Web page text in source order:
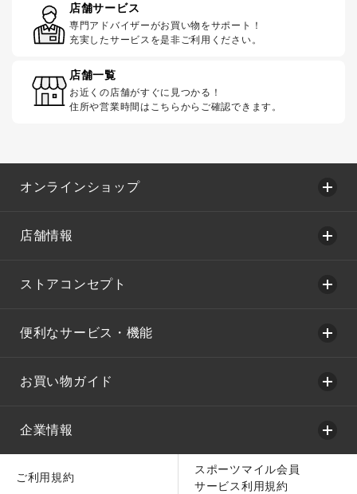
店舗サービス
専門アドバイザーがお買い物をサポート！
充実したサービスを是非ご利用ください。
店舗一覧
お近くの店舗がすぐに見つかる！
住所や営業時間はこちらからご確認できます。
オンラインショップ
店舗情報
ストアコンセプト
便利なサービス・機能
お買い物ガイド
企業情報
ご利用規約
スポーツマイル会員
サービス利用規約